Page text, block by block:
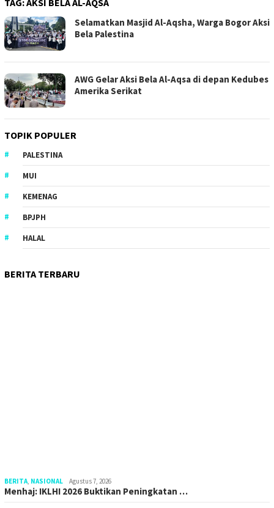
TAG:AKSI BELA AL-AQSA
Selamatkan Masjid Al-Aqsha, Warga Bogor Aksi
Bela Palestina
AWG Gelar Aksi Bela Al-Aqsa di depan Kedubes
Amerika Serikat
TOPIK POPULER
PALESTINA
MUI
KEMENAG
BPJPH
HALAL
BERITA TERBARU
BERITA, NASIONAL Agustus 7, 2026
Menhaj: IKLHI 2026 Buktikan Peningkatan …